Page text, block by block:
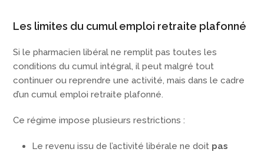
Les limites du cumul emploi retraite plafonné
Si le pharmacien libéral ne remplit pas toutes les
conditions du cumul intégral, il peut malgré tout
continuer ou reprendre une activité, mais dans le cadre
d’un cumul emploi retraite plafonné.
Ce régime impose plusieurs restrictions :
Le revenu issu de l’activité libérale ne doit pas